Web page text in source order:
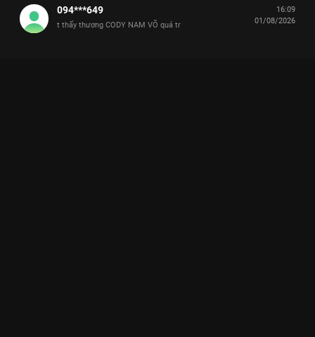
094***649
t thấy thương CODY NAM VÕ quá tr
16:09
01/08/2026